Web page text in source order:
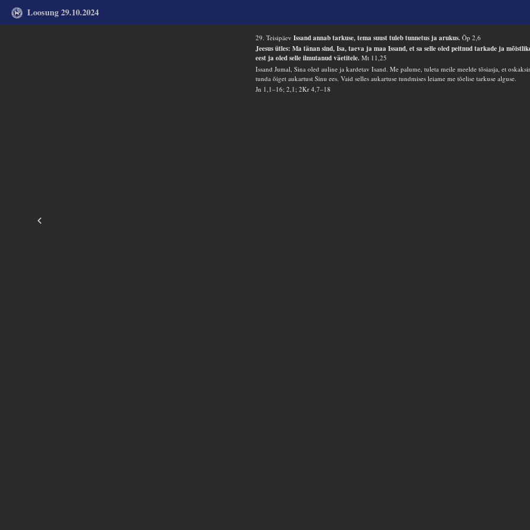
Loosung 29.10.2024
29. TeisipäevIssand annab tarkuse, tema suust tuleb tunnetus ja arukus.Õp 2,6
Jeesus ütles: Ma tänan sind, Isa, taeva ja maa Issand, et sa selle oled peitnud tarkade ja
eest ja oled selle ilmutanud väetitele.Mt 11,25
Issand Jumal, Sina oled auline ja kardetav Isand. Me palume, tuleta meile meelde tõsiasja, et
tunda õiget aukartust Sinu ees. Vaid selles aukartuse tundmises leiame me tõelise tarkuse alguse.
Jn 1,1–16; 2,1; 2Kr 4,7–18